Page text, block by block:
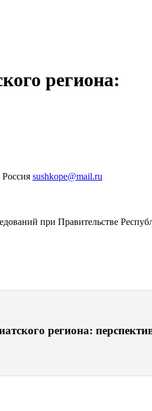
региона:
sushkope@mail.ru
при Правительстве
региона: